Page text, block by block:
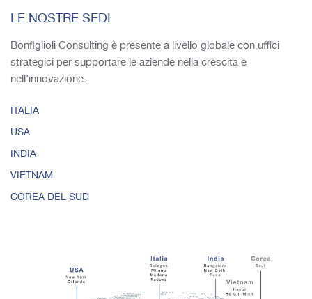
LE NOSTRE SEDI
Bonfiglioli Consulting è presente a livello globale con uffici
strategici per supportare le aziende nella crescita e
nell’innovazione.
ITALIA
USA
INDIA
VIETNAM
COREA DEL SUD